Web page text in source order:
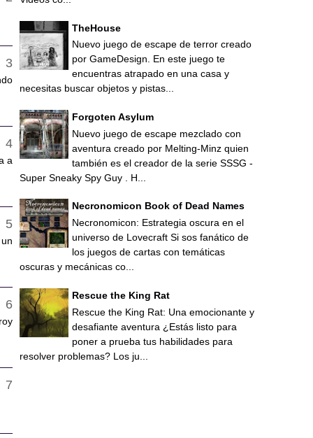
a
TheHouse
Nuevo juego de escape de terror creado
por GameDesign. En este juego te
encuentras atrapado en una casa y
necesitas buscar objetos y pistas...
Forgoten Asylum
Nuevo juego de escape mezclado con
aventura creado por Melting-Minz quien
también es el creador de la serie SSSG -
Super Sneaky Spy Guy . H...
Necronomicon Book of Dead Names
Necronomicon: Estrategia oscura en el
universo de Lovecraft Si sos fanático de
los juegos de cartas con temáticas
oscuras y mecánicas co...
Rescue the King Rat
Rescue the King Rat: Una emocionante y
desafiante aventura ¿Estás listo para
poner a prueba tus habilidades para
resolver problemas? Los ju...